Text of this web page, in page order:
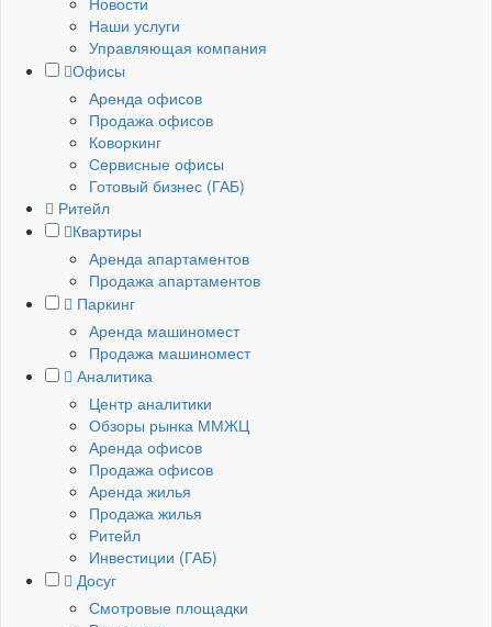
Наши услуги
Управляющая компания
Офисы
Аренда офисов
Продажа офисов
Коворкинг
Сервисные офисы
Готовый бизнес (ГАБ)
Ритейл
Квартиры
Аренда апартаментов
Продажа апартаментов
Паркинг
Аренда машиномест
Продажа машиномест
Аналитика
Центр аналитики
Обзоры рынка ММЖЦ
Аренда офисов
Продажа офисов
Аренда жилья
Продажа жилья
Ритейл
Инвестиции (ГАБ)
Досуг
Смотровые площадки